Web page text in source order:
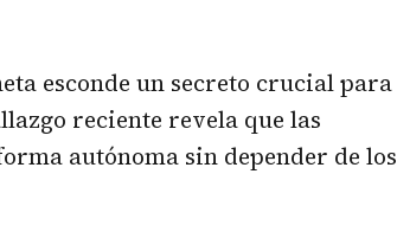
esconde un secreto crucial para
reciente revela que las
autónoma sin depender de los